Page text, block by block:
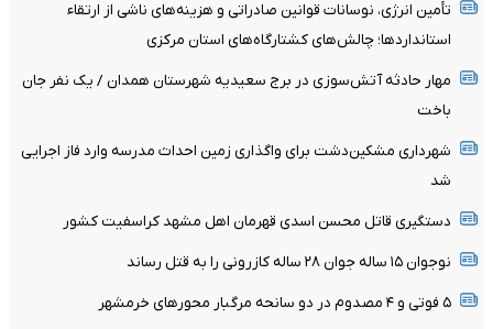
تأمین انرژی، نوسانات قوانین صادراتی و هزینه‌های ناشی از ارتقاء
استانداردها؛ چالش‌های کشتارگاه‌های استان مرکزی
مهار حادثه آتش‌سوزی در برج سعیدیه شهرستان همدان / یک نفر جان
باخت
شهرداری مشکین‌دشت برای واگذاری زمین احداث مدرسه وارد فاز اجرایی
شد
دستگیری قاتل محسن اسدی قهرمان اهل مشهد کراسفیت کشور
نوجوان ۱۵ ساله جوان ۲۸ ساله کازرونی را به قتل رساند
۵ فوتی و ۴ مصدوم در دو سانحه مرگبار محورهای خرمشهر